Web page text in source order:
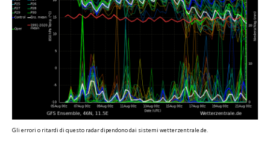
Gli errori o ritardi di questo radar dipendono dai sistemi wetterzentrale.de.